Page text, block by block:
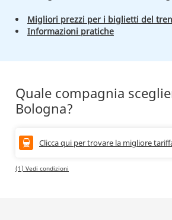
Migliori prezzi per i biglietti del
Informazioni pratiche
Quale compagnia
Bologna?
Clicca qui per trovare la migliore
(1) Vedi condizioni